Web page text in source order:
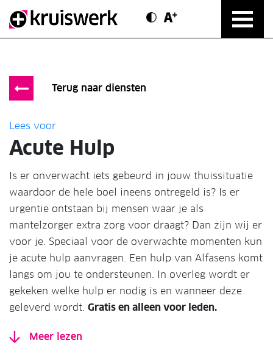
Direct door naar content
Contrast modus
Text vergroten
Terug naar diensten
Lees voor
Acute Hulp
Is er onverwacht iets gebeurd in jouw thuissituatie
waardoor de hele boel ineens ontregeld is? Is er
urgentie ontstaan bij mensen waar je als
mantelzorger extra zorg voor draagt? Dan zijn wij er
voor je. Speciaal voor de overwachte momenten kun
je acute hulp aanvragen. Een hulp van Alfasens komt
langs om jou te ondersteunen. In overleg wordt er
gekeken welke hulp er nodig is en wanneer deze
geleverd wordt. Gratis en alleen voor leden.
Meer lezen